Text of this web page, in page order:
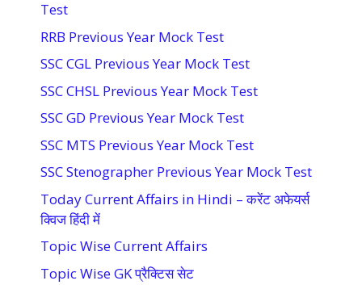
Test
RRB Previous Year Mock Test
SSC CGL Previous Year Mock Test
SSC CHSL Previous Year Mock Test
SSC GD Previous Year Mock Test
SSC MTS Previous Year Mock Test
SSC Stenographer Previous Year Mock Test
Today Current Affairs in Hindi – करेंट अफेयर्स
क्विज हिंदी में
Topic Wise Current Affairs
Topic Wise GK प्रैक्टिस सेट